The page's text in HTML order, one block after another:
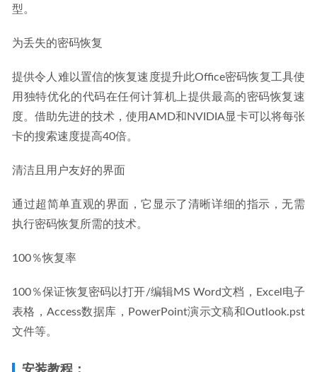
型。
为丢失的密码恢复
提供令人难以置信的恢复速度提升此Office密码恢复工具使
用独特优化的代码在任何计算机上提供最高的密码恢复速
度。借助先进的技术，使用AMD和NVIDIA显卡可以将每张
卡的搜索速度提高40倍。
清洁且用户友好的界面
通过超简单直观的界面，它显示了清晰详细的指示，无需
执行密码恢复所需的技术。
100％恢复率
100％保证恢复密码以打开/编辑MS Word文档，Excel电子
表格，Access数据库，PowerPoint演示文稿和Outlook.pst
文件等。